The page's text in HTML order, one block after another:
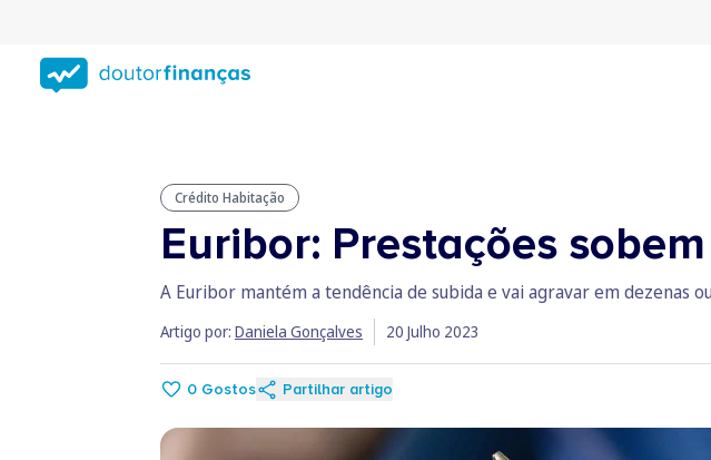
conteúdo
principal
Crédito Habitação
Euribor: Prestações
A Euribor mantém a tendência de subida e vai agravar em dezenas
Artigo por: Daniela Gonçalves 20 Julho 2023
0 Gostos Partilhar artigo